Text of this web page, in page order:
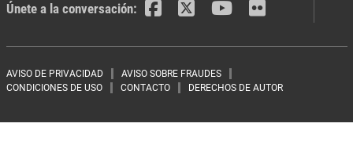
Únete a la conversación:
Footer menu
AVISO DE PRIVACIDAD
AVISO SOBRE FRAUDES
CONDICIONES DE USO
CONTACTO DERECHOS DE AUTOR